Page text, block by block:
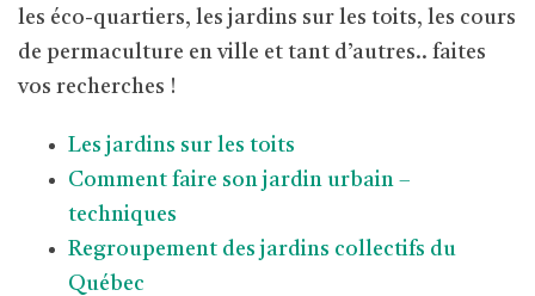
les éco-quartiers, les jardins sur les toits, les cours
de permaculture en ville et tant d’autres.. faites
vos recherches !
Les jardins sur les toits
Comment faire son jardin urbain –
techniques
Regroupement des jardins collectifs du
Québec